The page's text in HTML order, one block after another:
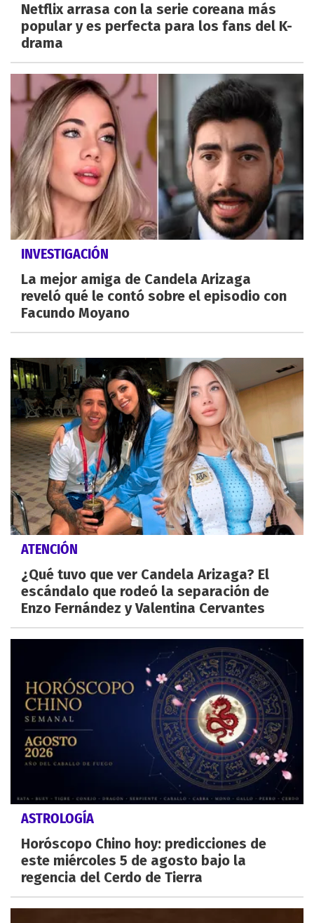
Netflix arrasa con la serie coreana más
popular y es perfecta para los fans del K-
drama
INVESTIGACIÓN
La mejor amiga de Candela Arizaga
reveló qué le contó sobre el episodio con
Facundo Moyano
ATENCIÓN
¿Qué tuvo que ver Candela Arizaga? El
escándalo que rodeó la separación de
Enzo Fernández y Valentina Cervantes
ASTROLOGÍA
Horóscopo Chino hoy: predicciones de
este miércoles 5 de agosto bajo la
regencia del Cerdo de Tierra